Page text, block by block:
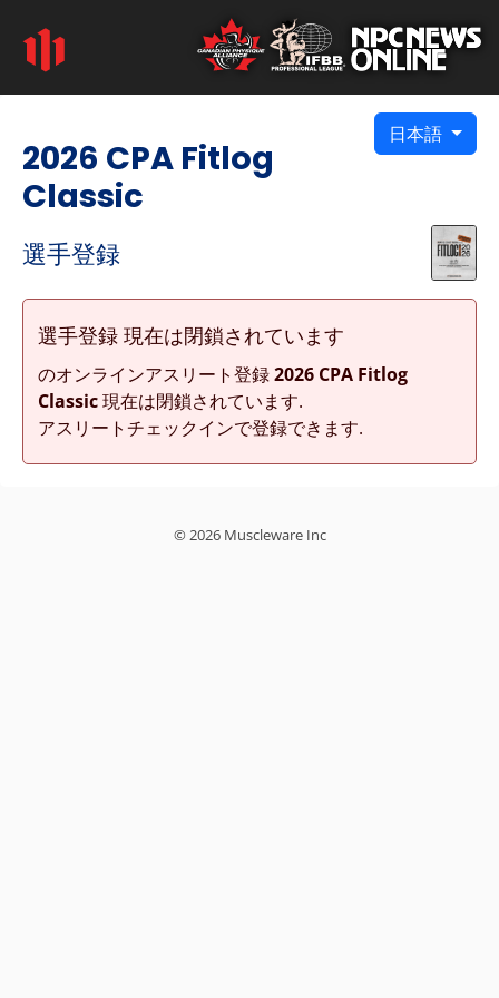
日本語
2026 CPA Fitlog
Classic
選手登録
選手登録 現在は閉鎖されています
のオンラインアスリート登録2026 CPA Fitlog
Classic現在は閉鎖されています.
アスリートチェックインで登録できます.
© 2026 Muscleware Inc